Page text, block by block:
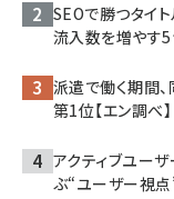
SEOで勝つタイ
流入数を増やす
派遣で働く期間
第1位【エン調べ】
アクティブユー
ぶ“ユーザー視